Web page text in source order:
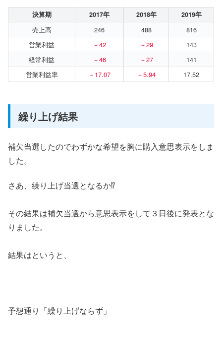
決算期 2017年 2018年 2019年
売上高 246 488
816
営業利益
－42 －29
143
経常利益
－46 －27
141
営業利益率
－17.07 －5.94 17.52
繰り上げ結果
補欠当選したのでわずかな希望を胸に購入意思表示をしま
した。
さあ、繰り上げ当選となるか⁉
その結果は補欠当選から意思表示をして３日後に発表とな
りました。
結果はというと、
予想通り「繰り上げならず」